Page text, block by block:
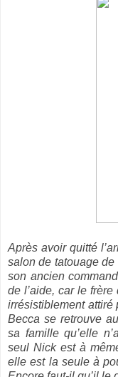
Après avoir quitté
salon de tatouage
son ancien
de l’aide, car le
irrésistiblement attiré
Becca se retrouve
sa famille qu’elle
seul Nick est à
elle est la seule à